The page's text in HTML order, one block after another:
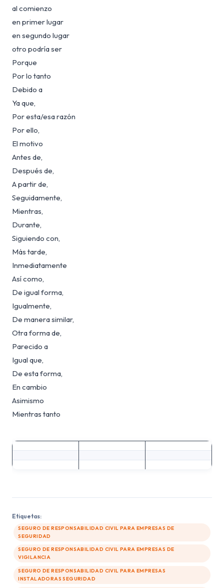
al comienzo
en primer lugar
en segundo lugar
otro podría ser
Porque
Por lo tanto
Debido a
Ya que,
Por esta/esa razón
Por ello,
El motivo
Antes de,
Después de,
A partir de,
Seguidamente,
Mientras,
Durante,
Siguiendo con,
Más tarde,
Inmediatamente
Así como,
De igual forma,
Igualmente,
De manera similar,
Otra forma de,
Parecido a
Igual que,
De esta forma,
En cambio
Asimismo
Mientras tanto
Etiquetas:
SEGURO DE RESPONSABILIDAD CIVIL PARA EMPRESAS DE
SEGURIDAD
SEGURO DE RESPONSABILIDAD CIVIL PARA EMPRESAS DE
VIGILANCIA
SEGURO DE RESPONSABILIDAD CIVIL PARA EMPRESAS
INSTALADORAS SEGURIDAD